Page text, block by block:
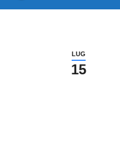
LUG
15